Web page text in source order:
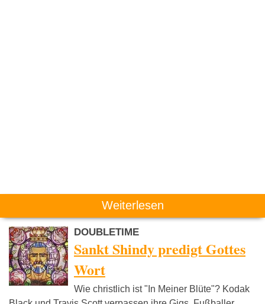
Weiterlesen
DOUBLETIME
Sankt Shindy predigt Gottes
Wort
Wie christlich ist "In Meiner Blüte"? Kodak